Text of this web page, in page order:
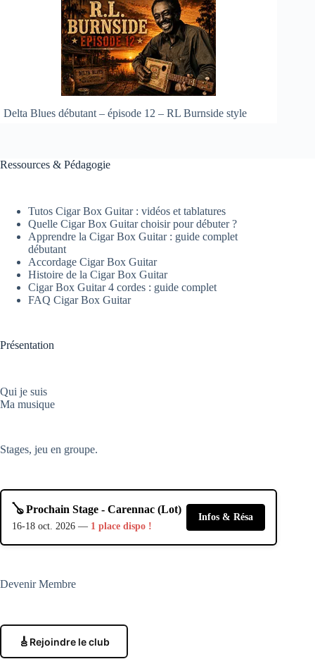
Delta Blues débutant – épisode 12 – RL Burnside style
Ressources & Pédagogie
Tutos Cigar Box Guitar : vidéos et tablatures
Quelle Cigar Box Guitar choisir pour débuter ?
Apprendre la Cigar Box Guitar : guide complet
débutant
Accordage Cigar Box Guitar
Histoire de la Cigar Box Guitar
Cigar Box Guitar 4 cordes : guide complet
FAQ Cigar Box Guitar
Présentation
Qui je suis
Ma musique
Stages, jeu en groupe.
🪕 Prochain Stage - Carennac (Lot)
16-18 oct. 2026 — 1 place dispo !
Infos & Résa
Devenir Membre
🎸 Rejoindre le club